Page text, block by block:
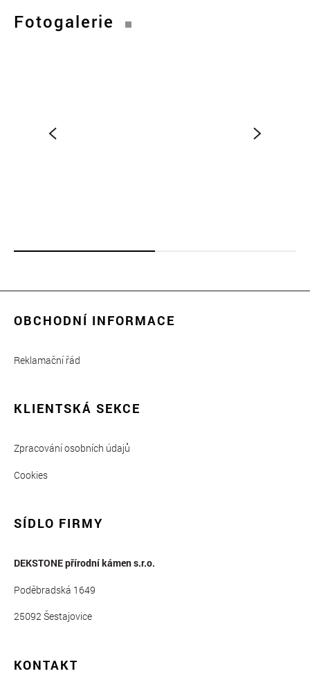
Fotogalerie
OBCHODNÍ INFORMACE
Reklamační řád
KLIENTSKÁ SEKCE
Zpracování osobních údajů
Cookies
SÍDLO FIRMY
DEKSTONE přírodní kámen s.r.o.
Poděbradská 1649
25092 Šestajovice
KONTAKT